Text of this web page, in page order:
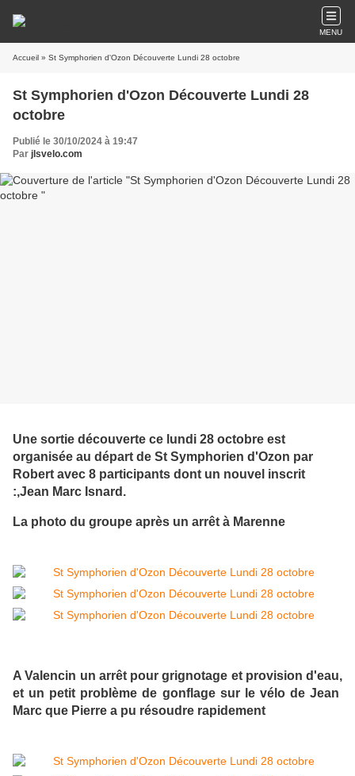
MENU
Accueil » St Symphorien d'Ozon Découverte Lundi 28 octobre
St Symphorien d'Ozon Découverte Lundi 28
octobre
Publié le 30/10/2024 à 19:47
Par jlsvelo.com
Une sortie découverte ce lundi 28 octobre est
organisée au départ de St Symphorien d'Ozon par
Robert avec 8 participants dont un nouvel inscrit
:,Jean Marc Isnard.
La photo du groupe après un arrêt à Marenne
A Valencin un arrêt pour grignotage et provision d'eau,
et un petit problème de gonflage sur le vélo de Jean
Marc que Pierre a pu résoudre rapidement